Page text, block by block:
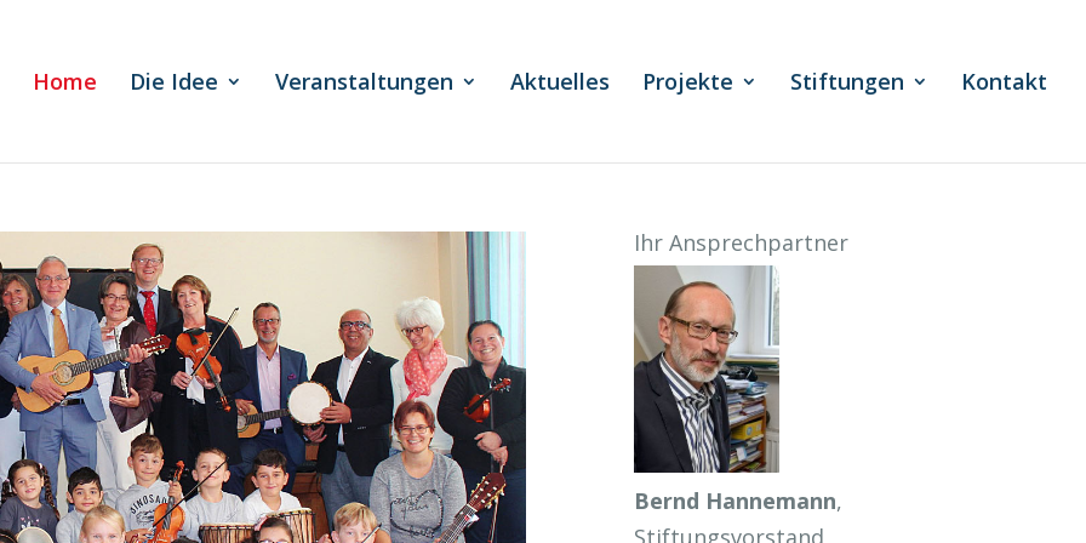
Home Die Idee Veranstaltungen Aktuelles Projekte Stiftungen Kontakt
Ihr Ansprechpartner
Bernd Hannemann,
Stiftungsvorstand